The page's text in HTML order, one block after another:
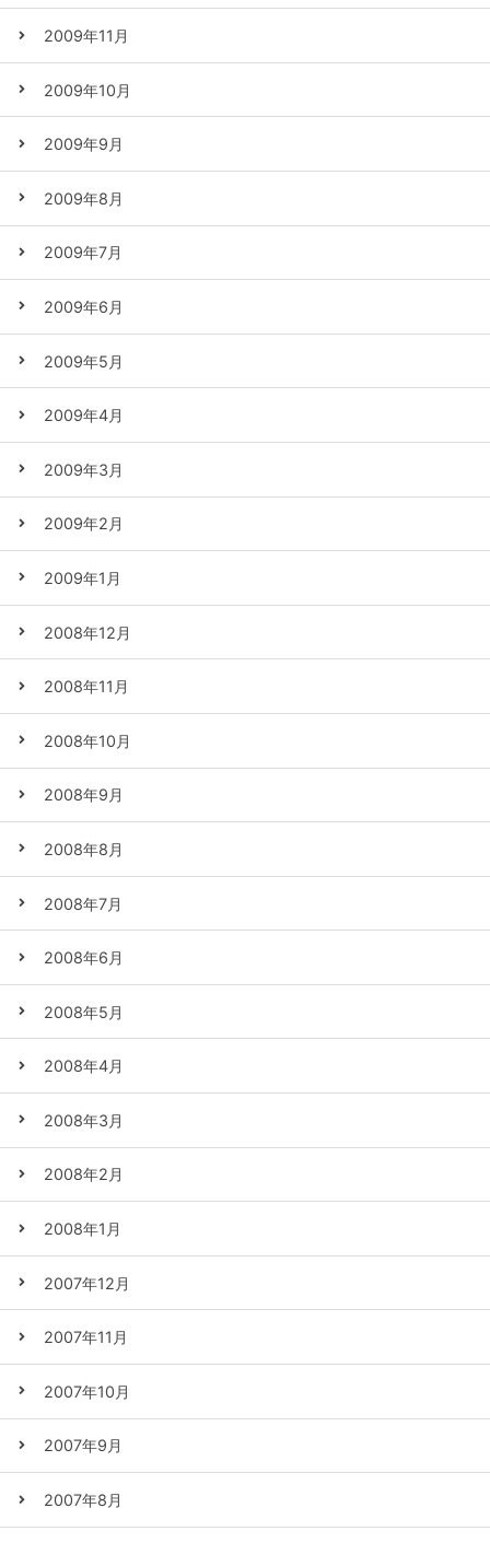
2009年11月
2009年10月
2009年9月
2009年8月
2009年7月
2009年6月
2009年5月
2009年4月
2009年3月
2009年2月
2009年1月
2008年12月
2008年11月
2008年10月
2008年9月
2008年8月
2008年7月
2008年6月
2008年5月
2008年4月
2008年3月
2008年2月
2008年1月
2007年12月
2007年11月
2007年10月
2007年9月
2007年8月